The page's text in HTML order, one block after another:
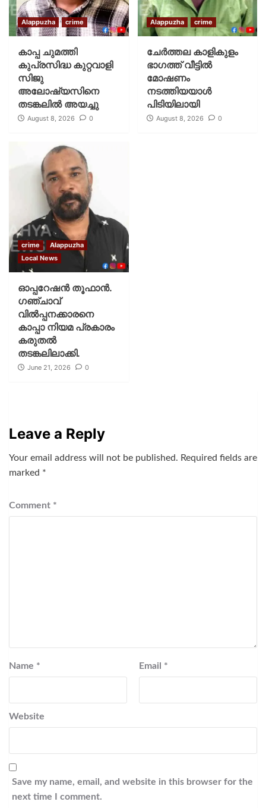
Alappuzha crime
കാപ്പ ചുമത്തി
കുപ്രസിദ്ധ കുറ്റവാളി
സിജു
അലോഷ്യസിനെ
തടങ്കലിൽ അയച്ചു
August 8, 2026 0
Alappuzha crime
ചേർത്തല കാളികുളം
ഭാഗത്ത് വീട്ടിൽ
മോഷണം
നടത്തിയയാൾ
പിടിയിലായി
August 8, 2026 0
crime
Alappuzha
Local News
ഓപ്പറേഷൻ തൂഫാൻ.
ഗഞ്ചാവ്
വിൽപ്പനക്കാരനെ
കാപ്പാ നിയമ പ്രകാരം
കരുതൽ
തടങ്കലിലാക്കി.
June 21, 2026 0
Leave a Reply
Your email address will not be published. Required fields are
marked *
Comment *
Name * Email *
Website
Save my name, email, and website in this browser for the
next time I comment.